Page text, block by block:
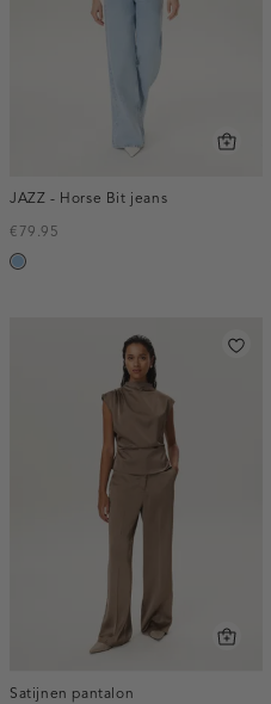
JAZZ - Horse Bit jeans
€79.95
blauw,
Satijnen pantalon